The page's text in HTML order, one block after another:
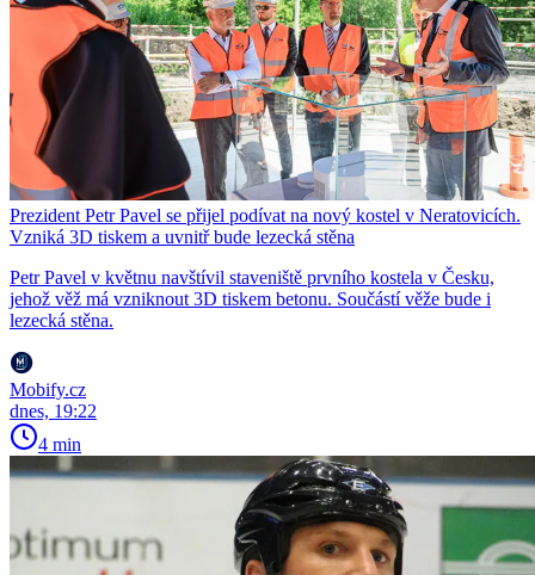
Prezident Petr Pavel se přijel podívat na nový kostel v Neratovicích.
Vzniká 3D tiskem a uvnitř bude lezecká stěna
Petr Pavel v květnu navštívil staveniště prvního kostela v Česku,
jehož věž má vzniknout 3D tiskem betonu. Součástí věže bude i
lezecká stěna.
Mobify.cz
dnes, 19:22
4 min